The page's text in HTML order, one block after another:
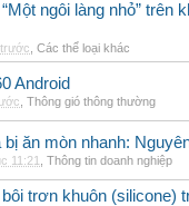
ngôi làng nhỏ” trên
Các thể loại khác
Android
Thông gió thông thường
bị ăn mòn nhanh:
11:21 Thông tin doanh nghiệp
trơn khuôn (silicone)